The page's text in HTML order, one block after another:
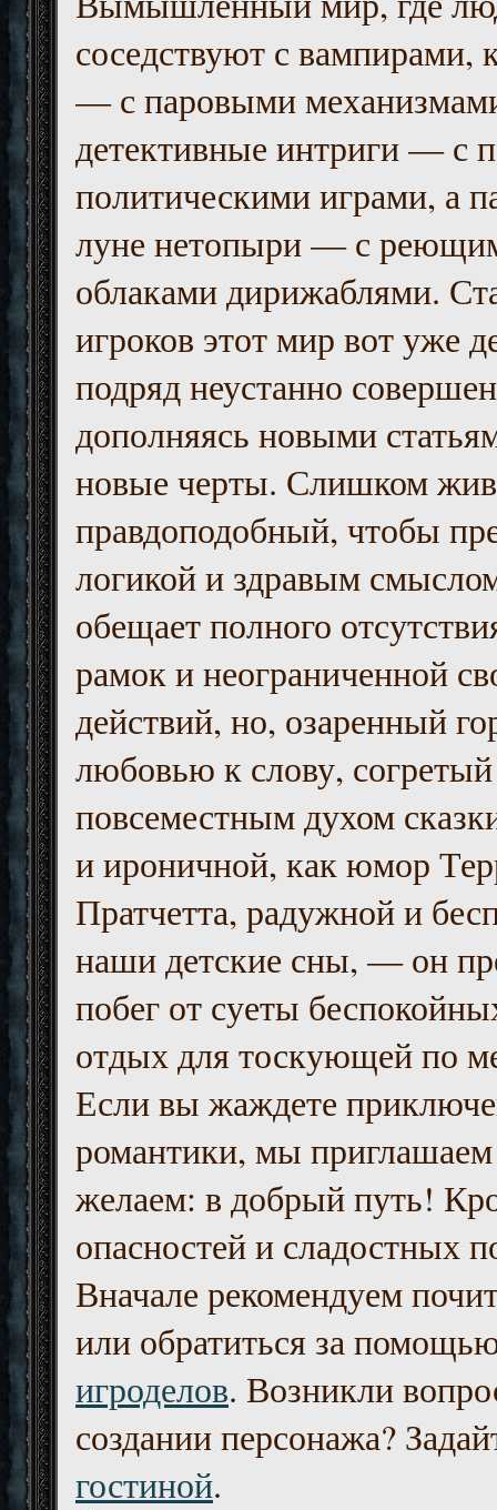
соседствуют с вампирами,
— с паровыми
детективные интриги — с
политическими играми, а
луне нетопыри — с
облаками дирижаблями.
игроков этот мир вот уже
подряд неустанно
дополняясь новыми
новые черты. Слишком
правдоподобный, чтобы
логикой и здравым
обещает полного
рамок и неограниченной
действий, но, озаренный
любовью к слову, согретый
повсеместным духом
и ироничной, как юмор
Пратчетта, радужной и
наши детские сны, — он
побег от суеты
отдых для тоскующей по
Если вы жаждете
романтики, мы приглашаем
желаем: в добрый путь!
опасностей и сладостных
Вначале рекомендуем
или обратиться за
игроделов. Возникли
создании персонажа?
гостиной.